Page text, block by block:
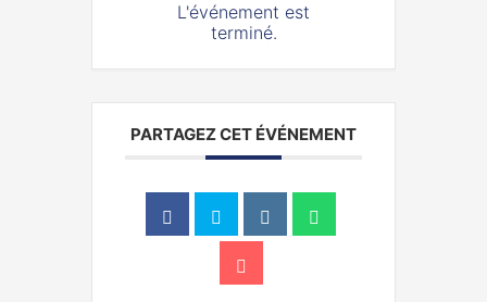
L'événement est
terminé.
PARTAGEZ CET ÉVÉNEMENT